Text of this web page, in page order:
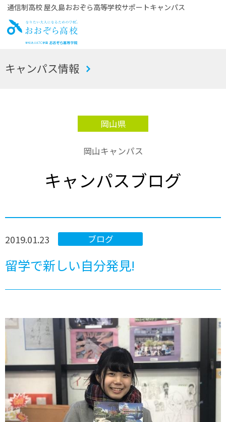
通信制高校 屋久島おおぞら高等学校サポートキャンパス
お
キャンパス情報
岡山県
岡山キャンパス
キャンパスブログ
ブログ
2019.01.23
留学で新しい自分発見!